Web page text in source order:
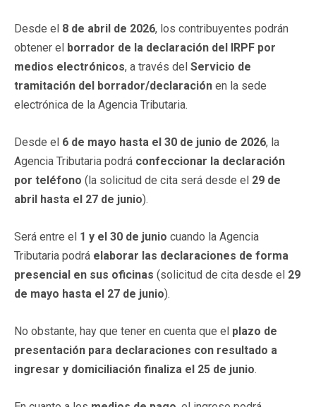
Desde el 8 de abril de 2026, los contribuyentes podrán
obtener el borrador de la declaración del IRPF por
medios electrónicos, a través del Servicio de
tramitación del borrador/declaración en la sede
electrónica de la Agencia Tributaria.
Desde el 6 de mayo hasta el 30 de junio de 2026, la
Agencia Tributaria podrá confeccionar la declaración
por teléfono (la solicitud de cita será desde el 29 de
abril hasta el 27 de junio).
Será entre el 1 y el 30 de junio cuando la Agencia
Tributaria podrá elaborar las declaraciones de forma
presencial en sus oficinas (solicitud de cita desde el 29
de mayo hasta el 27 de junio).
No obstante, hay que tener en cuenta que el plazo de
presentación para declaraciones con resultado a
ingresar y domiciliación finaliza el 25 de junio.